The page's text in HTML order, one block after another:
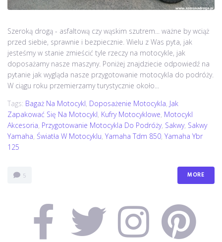
Szeroką drogą - asfaltową czy wąskim szutrem... ważne by wciąż
przed siebie, sprawnie i bezpiecznie. Wielu z Was pyta, jak
jesteśmy w stanie zmieścić tyle rzeczy na motocykle, jak
doposażamy nasze maszyny. Poniżej znajdziecie odpowiedź na
pytanie jak wygląda nasze przygotowanie motocykla do podróży.
W ciągu roku przemierzamy turystycznie około...
Tags: Bagaż Na Motocykl, Doposażenie Motocykla, Jak
Zapakować Się Na Motocykl, Kufry Motocyklowe, Motocykl
Akcesoria, Przygotowanie Motocykla Do Podróży, Sakwy, Sakwy
Yamaha, Światła W Motocyklu, Yamaha Tdm 850, Yamaha Ybr
125
5 MORE